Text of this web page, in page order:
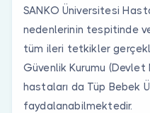
SANKO Üniversitesi
nedenlerinin tespitinde
tüm ileri tetkikler
Güvenlik Kurumu (Devlet
hastaları da Tüp Bebek
faydalanabilmektedir.